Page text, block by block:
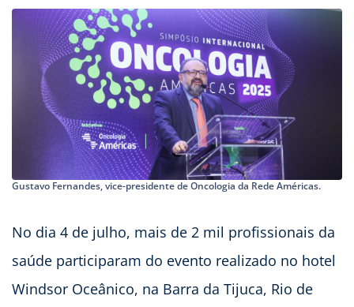
Gustavo Fernandes, vice-presidente de Oncologia da Rede Américas.
No dia 4 de julho, mais de 2 mil profissionais da
saúde participaram do evento realizado no hotel
Windsor Oceânico, na Barra da Tijuca, Rio de